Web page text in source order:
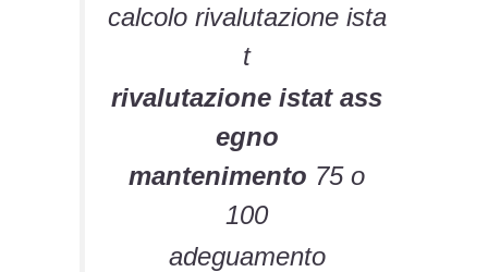
calcolo rivalutazione ista
t
rivalutazione istat ass
egno
mantenimento 75 o
100
adeguamento